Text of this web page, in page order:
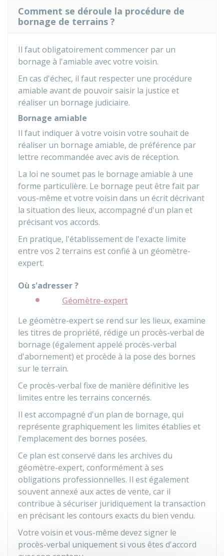
Comment se déroule la procédure de
bornage de terrains ?
Il faut obligatoirement commencer par un
bornage à l'amiable avec votre voisin.
En cas d'échec, il faut respecter une procédure
amiable avant de pouvoir saisir la justice et
réaliser un bornage judiciaire.
Bornage amiable
Il faut indiquer à votre voisin votre souhait de
réaliser un bornage amiable, de préférence par
lettre recommandée avec avis de réception.
La loi ne soumet pas le bornage amiable à une
forme particulière. Le bornage peut être fait par
vous-même et votre voisin dans un écrit décrivant
la situation des lieux, accompagné d'un plan et
précisant vos accords.
En pratique, l'établissement de l'exacte limite
entre vos 2 terrains est confié à un géomètre-
expert.
Où s'adresser ?
Géomètre-expert
Le géomètre-expert se rend sur les lieux, examine
les titres de propriété, rédige un procès-verbal de
bornage (également appelé procès-verbal
d'abornement) et procède à la pose des bornes
sur le terrain.
Ce procès-verbal fixe de manière définitive les
limites entre les terrains concernés.
Il est accompagné d'un plan de bornage, qui
représente graphiquement les limites établies et
l'emplacement des bornes posées.
Ce plan est conservé dans les archives du
géomètre-expert, conformément à ses
obligations professionnelles. Il est également
souvent annexé aux actes de vente, car il
contribue à sécuriser juridiquement la transaction
en précisant les contours exacts du bien vendu.
Votre voisin et vous-même devez signer le
procès-verbal uniquement si vous êtes d'accord